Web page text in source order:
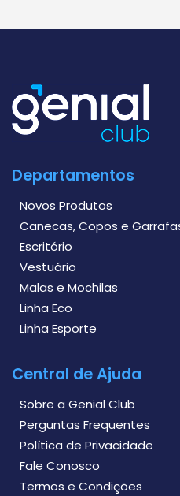
Departamentos
Novos Produtos
Canecas, Copos e
Escritório
Vestuário
Malas e Mochilas
Linha Eco
Linha Esporte
Central de Ajuda
Sobre a Genial Club
Perguntas Frequentes
Política de Privacidade
Fale Conosco
Termos e Condições